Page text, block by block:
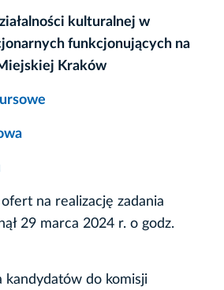
kulturalnej w
funkcjonujących na
Kraków
na realizację zadania
29 marca 2024 r. o godz.
kandydatów do komisji